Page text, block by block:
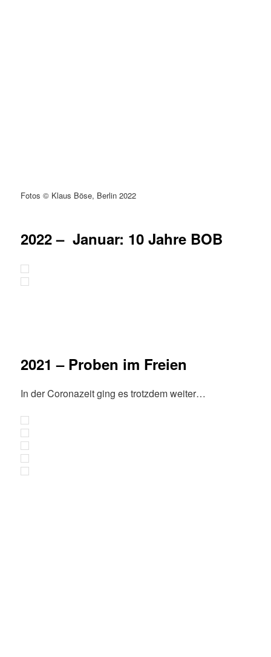
Fotos © Klaus Böse, Berlin 2022
2022 – Januar: 10 Jahre BOB
2021 – Proben im Freien
In der Coronazeit ging es trotzdem weiter…